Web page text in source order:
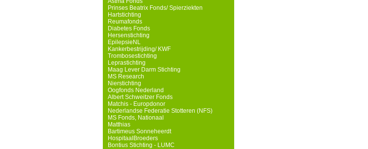
Prinses Beatrix Fonds/ Spierziekten
Hartstichting
Reumafonds
Diabetes Fonds
Hersenstichting
EpilepsieNL
Kankerbestrijding/ KWF
Trombosestichting
Leprastichting
Maag Lever Darm Stichting
MS Research
Nierstichting
Oogfonds Nederland
Albert Schweitzer Fonds
Matchis - Europdonor
Nederlandse Federatie Stotteren (NFS)
MS Fonds, Nationaal
Matthias
Bartimeus Sonneheerdt
HospitaalBroeders
Bontius Stichting - LUMC